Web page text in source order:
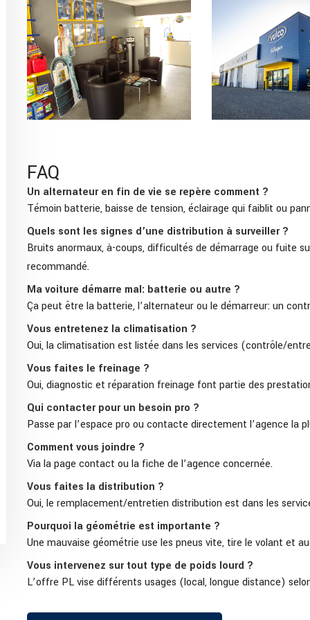
FAQ
Un alternateur en fin de vie se repère comment ?
Témoin batterie, baisse de tension, éclairage qui faiblit ou
Quels sont les signes d’une distribution à surveiller ?
Bruits anormaux, à-coups, difficultés de démarrage ou fuite
recommandé.
Ma voiture démarre mal: batterie ou autre ?
Ça peut être la batterie, l’alternateur ou le démarreur: un
Vous entretenez la climatisation ?
Oui, la climatisation est listée dans les services (contrôle/
Vous faites le freinage ?
Oui, diagnostic et réparation freinage font partie des
Qui contacter pour un besoin pro ?
Passe par l’espace pro ou contacte directement l’agence la
Comment vous joindre ?
Via la page contact ou la fiche de l’agence concernée.
Vous faites la distribution ?
Oui, le remplacement/entretien distribution est dans les
Pourquoi la géométrie est importante ?
Une mauvaise géométrie use les pneus vite, tire le volant et
Vous intervenez sur tout type de poids lourd ?
L’offre PL vise différents usages (local, longue distance)